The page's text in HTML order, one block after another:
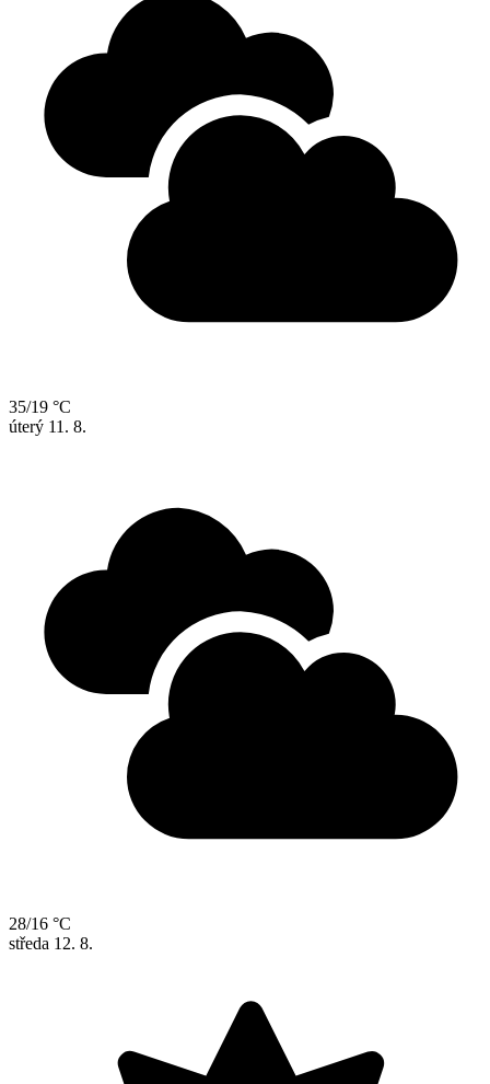
35/19 °C
úterý 11. 8.
28/16 °C
středa 12. 8.